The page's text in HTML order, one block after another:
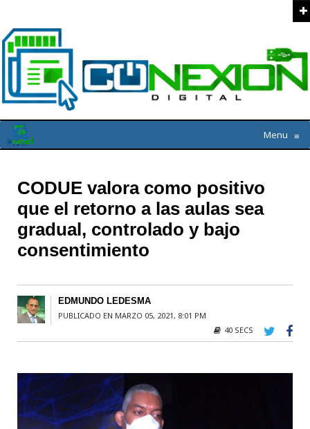
Menu ≡
CODUE valora como positivo
que el retorno a las aulas sea
gradual, controlado y bajo
consentimiento
EDMUNDO LEDESMA
PUBLICADO EN MARZO 05, 2021, 8:01 PM
40 SECS